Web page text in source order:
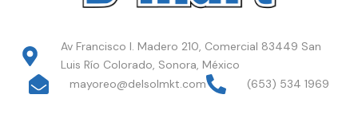
Av Francisco I. Madero 210, Comercial 83449 San
Luis Río Colorado, Sonora, México
mayoreo@delsolmkt.com
(653) 534 1969